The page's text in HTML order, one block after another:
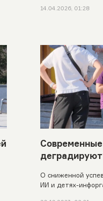
14.04.2026, 01:28
О сниженной
ИИ и детях-